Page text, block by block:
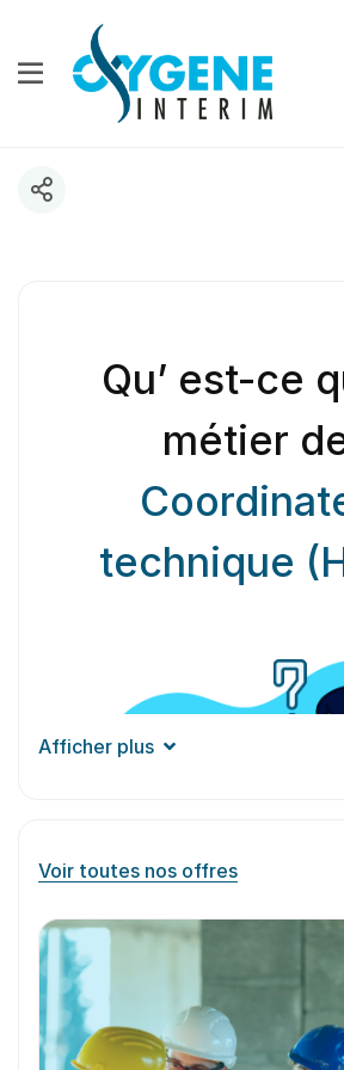
Qu’ est-ce
métier
technique
Aperçu du
En tant que coordinateur
pivot central entre les équipes
autres départements de
Afficher plus
Voir toutes nos offres